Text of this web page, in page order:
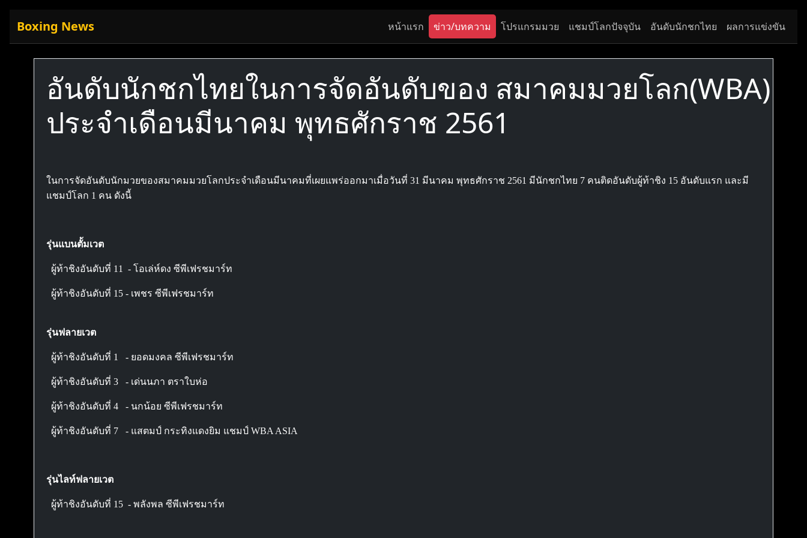
Boxing News หน้าแรก ข่าว/บทความ โปรแกรมมวย แชมป์โลกปัจจุบัน อันดับนักชกไทย ผลการแข่งขัน
อันดับนักชกไทยในการจัดอันดับของ สมาคมมวยโลก(WBA)
ประจำเดือนมีนาคม พุทธศักราช 2561
ในการจัดอันดับนักมวยของสมาคมมวยโลกประจำเดือนมีนาคมที่เผยแพร่ออกมาเมื่อวันที่ 31 มีนาคม พุทธศักราช 2561 มีนักชกไทย 7 คนติดอันดับผู้ท้าชิง 15 อันดับแรก และมี
แชมป์โลก 1 คน ดังนี้
รุ่นแบนตั้มเวต
ผู้ท้าชิงอันดับที่ 11 - โอเล่ห์ดง ซีพีเฟรชมาร์ท
ผู้ท้าชิงอันดับที่ 15 - เพชร ซีพีเฟรชมาร์ท
รุ่นฟลายเวต
ผู้ท้าชิงอันดับที่ 1 - ยอดมงคล ซีพีเฟรชมาร์ท
ผู้ท้าชิงอันดับที่ 3 - เด่นนภา ตราใบห่อ
ผู้ท้าชิงอันดับที่ 4 - นกน้อย ซีพีเฟรชมาร์ท
ผู้ท้าชิงอันดับที่ 7 - แสตมป์ กระทิงแดงยิม แชมป์ WBA ASIA
รุ่นไลท์ฟลายเวต
ผู้ท้าชิงอันดับที่ 15 - พลังพล ซีพีเฟรชมาร์ท